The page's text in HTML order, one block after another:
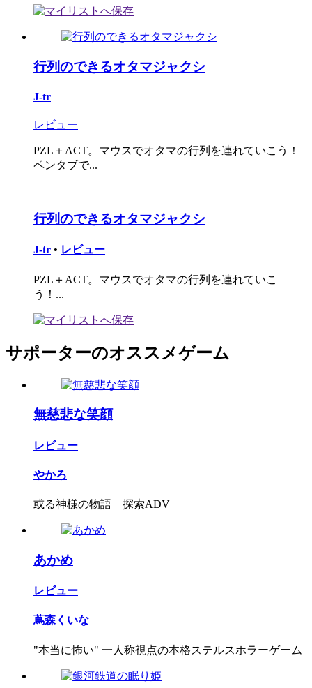
行列のできるオタマジャクシ
J-tr
レビュー
PZL＋ACT。マウスでオタマの行列を連れていこう！
ペンタブで...
行列のできるオタマジャクシ
J-tr • レビュー
PZL＋ACT。マウスでオタマの行列を連れていこ
う！...
サポーターのオススメゲーム
無慈悲な笑顔
レビュー
やかろ
或る神様の物語 探索ADV
あかめ
レビュー
蔦森くいな
"本当に怖い" 一人称視点の本格ステルスホラーゲーム